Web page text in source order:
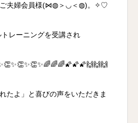
ご夫婦会員様(⋈◍＞◡＜◍)。✧♡
レーニングを受講され
たよ」と喜びの声をいただきま